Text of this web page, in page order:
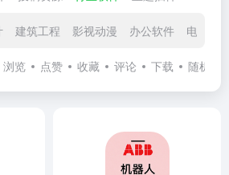
建筑工程 影视动漫 办公软件 电子电
浏览 点赞 收藏 评论 下载 随机